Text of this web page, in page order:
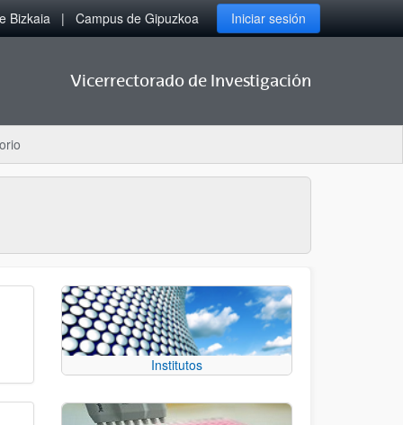
Bizkaia Campus de Gipuzkoa Iniciar sesión
Vicerrectorado de Investigación
Institutos